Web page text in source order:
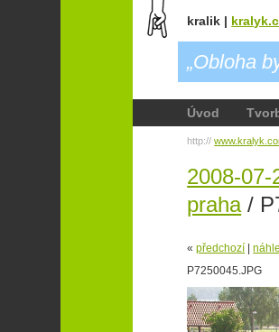
kralik |
„Obloha
2008-07-
praha/
«předchozí |
P7250045.JPG
http://
Úvod